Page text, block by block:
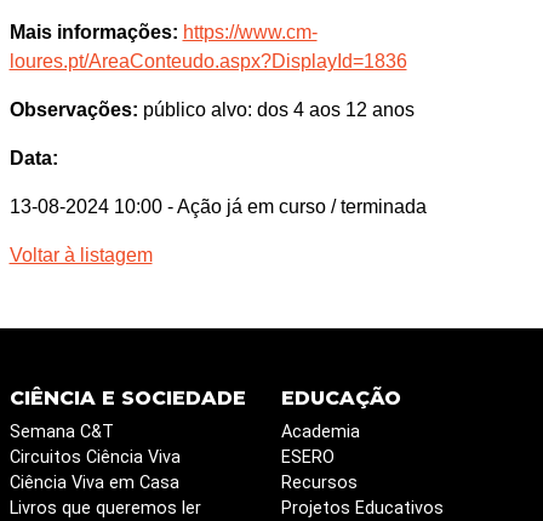
Mais informações: https://www.cm-
loures.pt/AreaConteudo.aspx?DisplayId=1836
Observações: público alvo: dos 4 aos 12 anos
Data:
13-08-2024 10:00 - Ação já em curso / terminada
Voltar à listagem
CIÊNCIA E SOCIEDADE
Semana C&T
Circuitos Ciência Viva
Ciência Viva em Casa
Livros que queremos ler
EDUCAÇÃO
Academia
ESERO
Recursos
Projetos Educativos